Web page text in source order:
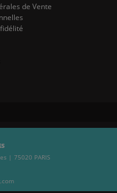
de Vente
| 75020 PARIS